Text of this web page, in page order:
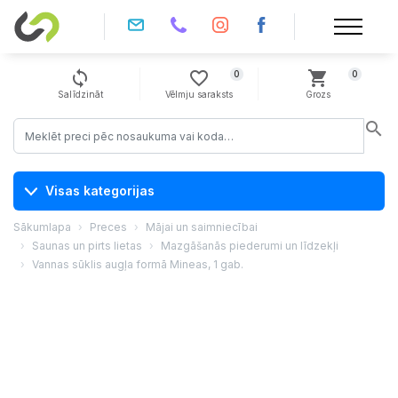
sync
Salīdzināt
favorite_border
Vēlmju saraksts
0 shopping_cart
Grozs
0
search
Visas kategorijas
Sākumlapa Preces
Mājai un saimniecībai
Saunas un pirts lietas
Mazgāšanās piederumi un līdzekļi
Vannas sūklis augļa formā Mineas, 1 gab.